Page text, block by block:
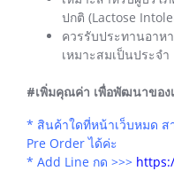
ปกติ (Lactose
ควรรับประทานอาห
เหมาะสมเป็นประจำ
#เพิ่มคุณค่า เพื่อพัฒนาของ
* สินค้าใดที่หน้าเว็บหมด ส
Pre Order ได้ค่ะ
* Add Line กด >>>